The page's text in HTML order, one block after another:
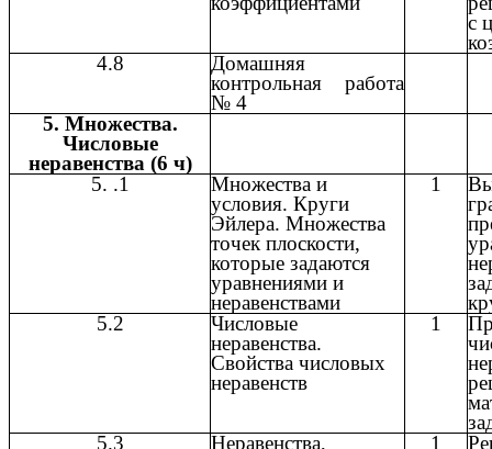
с
4.8
Домашняя
контрольная работа
№ 4
5. Множества.
Числовые
неравенства (6 ч)
5. .1
Множества и
условия. Круги
Эйлера. Множества
точек плоскости,
которые задаются
уравнениями и
неравенствами
1
5.2
Числовые
неравенства.
Свойства числовых
неравенств
1
5.3
Неравенства,
1